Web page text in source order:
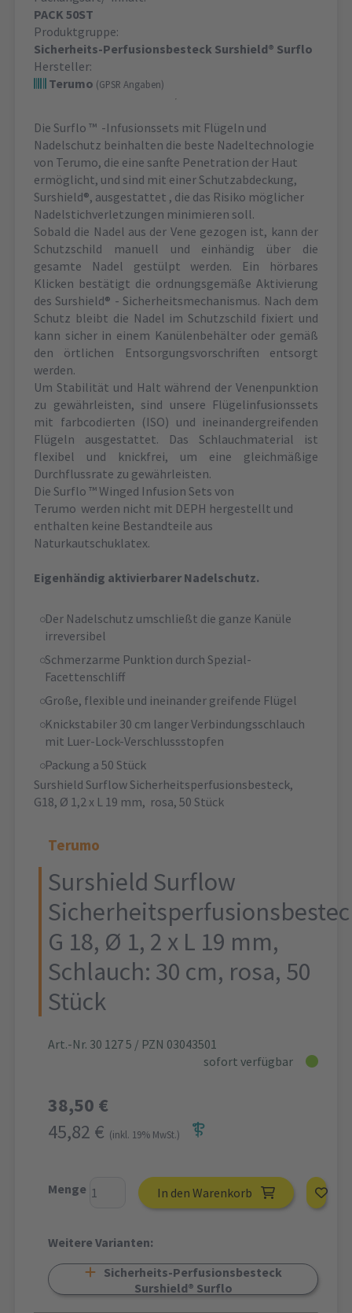
PACK 50ST
Produktgruppe:
Sicherheits-Perfusionsbesteck Surshield® Surflo
Hersteller:
Terumo (GPSR Angaben)
Die Surflo ™ -Infusionssets mit Flügeln und
Nadelschutz beinhalten die beste Nadeltechnologie
von Terumo, die eine sanfte Penetration der Haut
ermöglicht, und sind mit einer Schutzabdeckung,
Surshield®, ausgestattet , die das Risiko möglicher
Nadelstichverletzungen minimieren soll.
Sobald die Nadel aus der Vene gezogen ist, kann der
Schutzschild manuell und einhändig über die
gesamte Nadel gestülpt werden. Ein hörbares
Klicken bestätigt die ordnungsgemäße Aktivierung
des Surshield® - Sicherheitsmechanismus. Nach dem
Schutz bleibt die Nadel im Schutzschild fixiert und
kann sicher in einem Kanülenbehälter oder gemäß
den örtlichen Entsorgungsvorschriften entsorgt
werden.
Um Stabilität und Halt während der Venenpunktion
zu gewährleisten, sind unsere Flügelinfusionssets
mit farbcodierten (ISO) und ineinandergreifenden
Flügeln ausgestattet. Das Schlauchmaterial ist
flexibel und knickfrei, um eine gleichmäßige
Durchflussrate zu gewährleisten.
Die Surflo ™ Winged Infusion Sets von
Terumo werden nicht mit DEPH hergestellt und
enthalten keine Bestandteile aus
Naturkautschuklatex.
Eigenhändig aktivierbarer Nadelschutz.
Der Nadelschutz umschließt die ganze Kanüle
irreversibel
Schmerzarme Punktion durch Spezial-
Facettenschliff
Große, flexible und ineinander greifende Flügel
Knickstabiler 30 cm langer Verbindungsschlauch
mit Luer-Lock-Verschlussstopfen
Packung a 50 Stück
Surshield Surflow Sicherheitsperfusionsbesteck,
G18, Ø 1,2 x L 19 mm, rosa, 50 Stück
Terumo
Surshield Surflow
G 18, Ø 1, 2 x L 19 mm,
Schlauch: 30 cm, rosa, 50
Stück
Art.-Nr. 30 127 5 / PZN 03043501
sofort verfügbar
38,50 €
45,82 € (inkl. 19% MwSt.)
Menge In den Warenkorb
Weitere Varianten:
Sicherheits-Perfusionsbesteck
Surshield® Surflo